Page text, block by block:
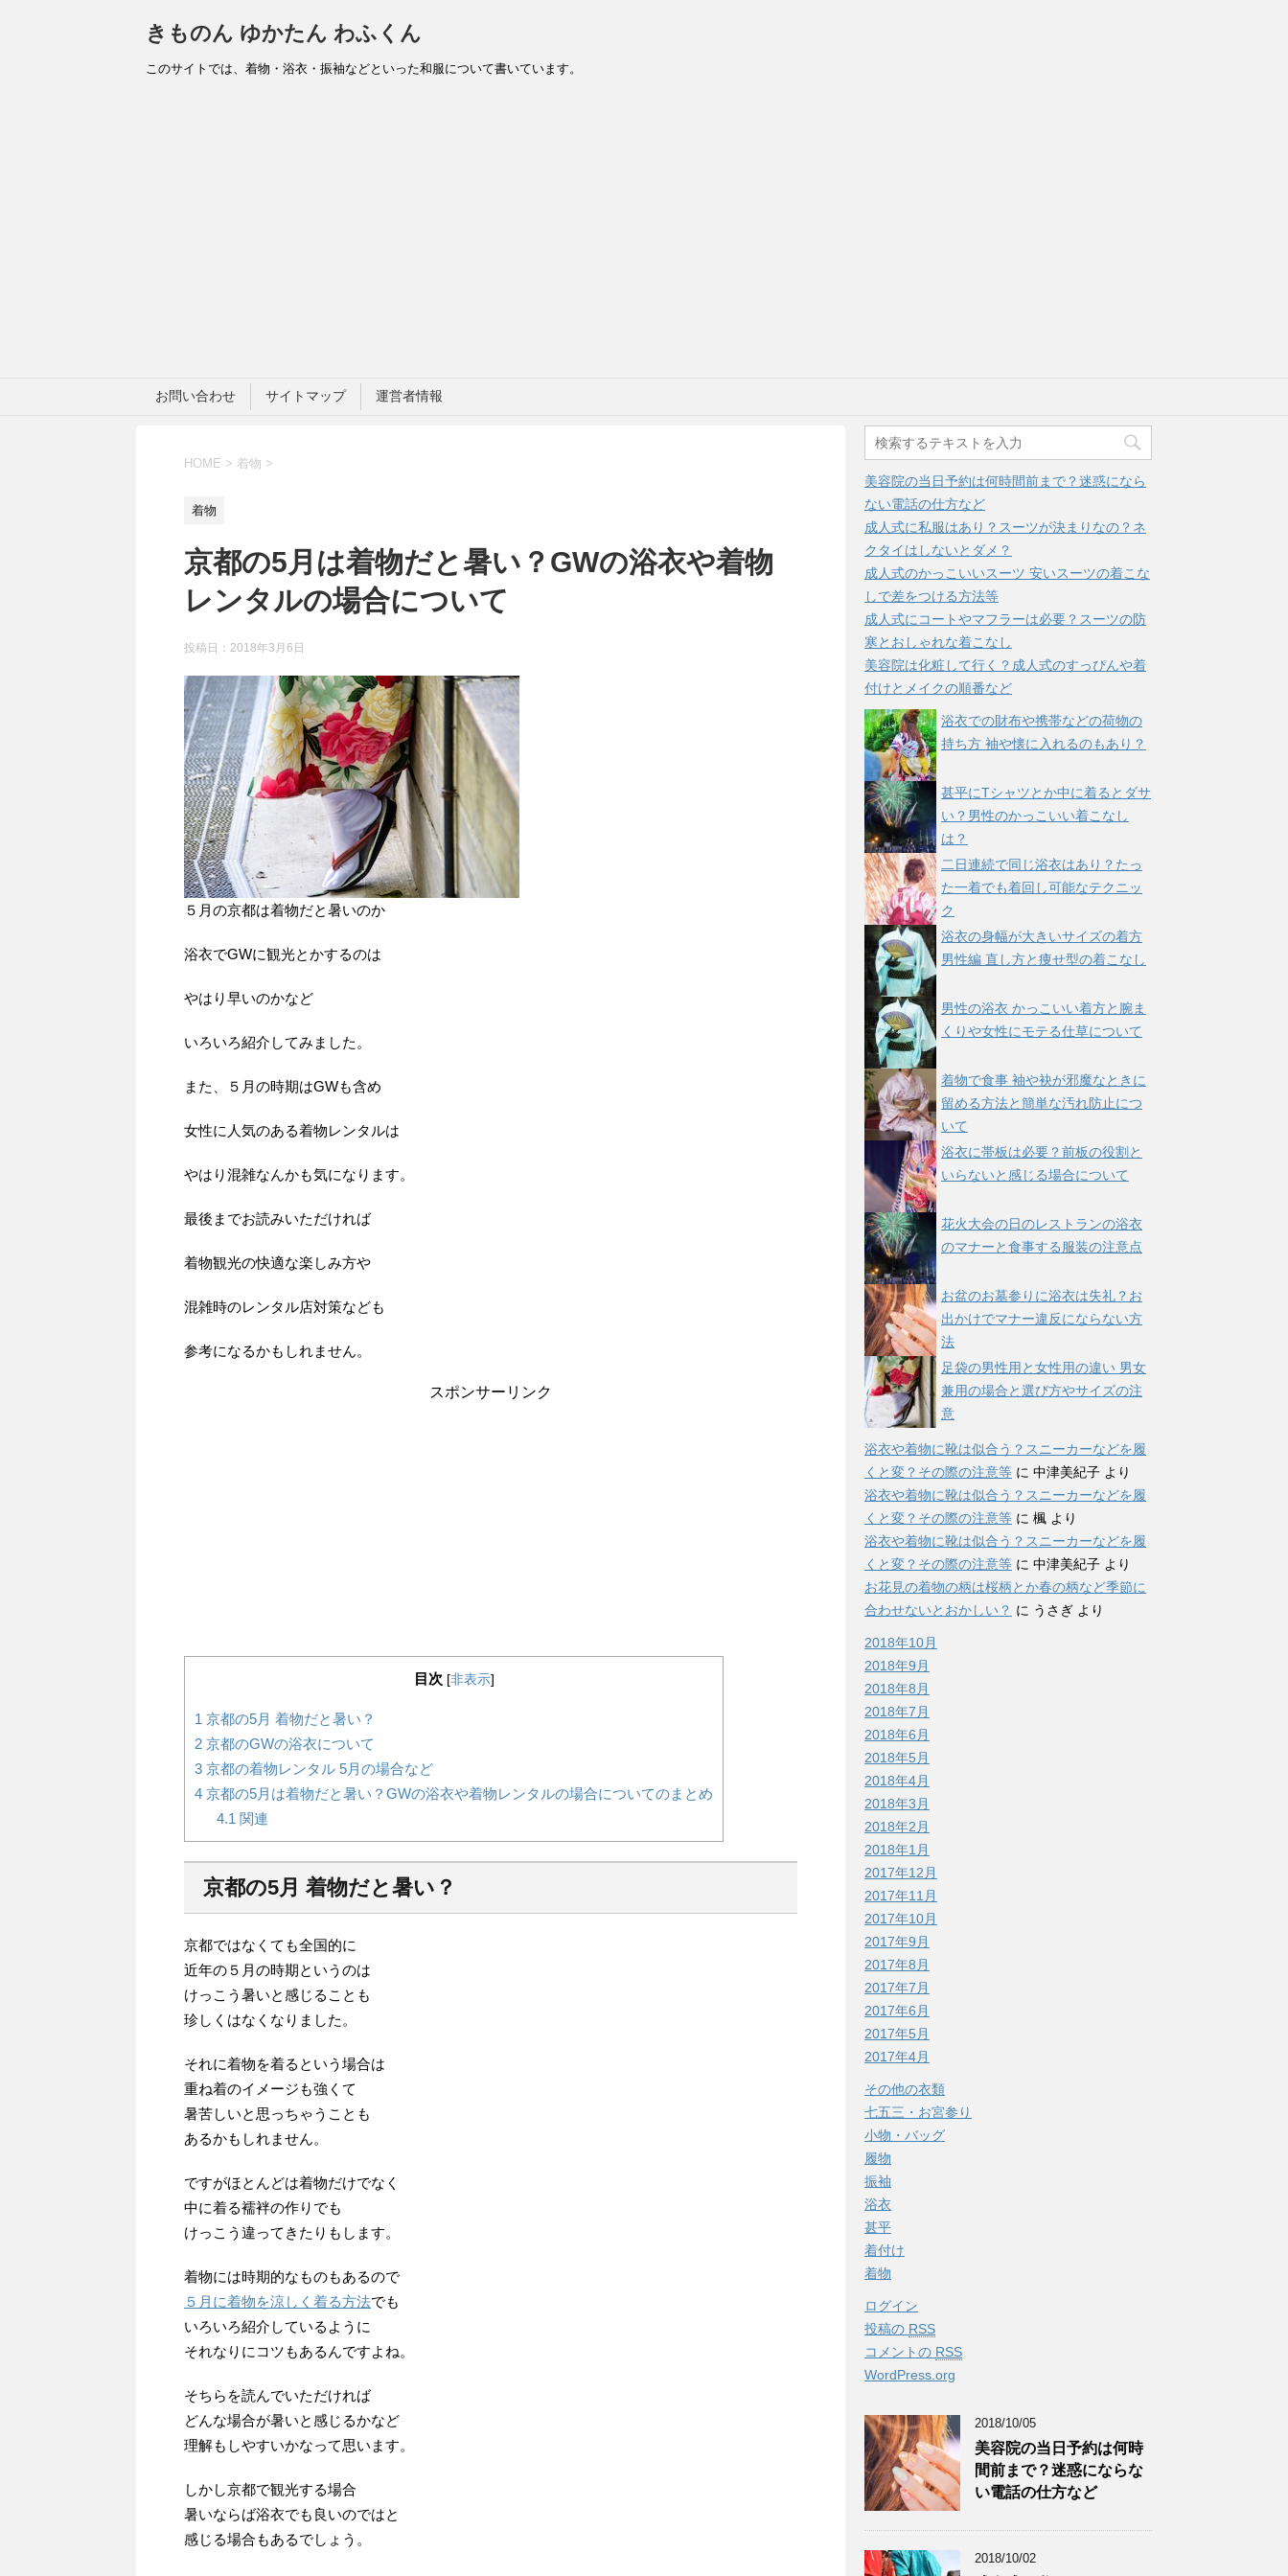
きものん ゆかたん わふくん
このサイトでは、着物・浴衣・振袖などといった和服について書いています。
お問い合わせ サイトマップ 運営者情報
HOME > 着物 >
着物
京都の5月は着物だと暑い？GWの浴衣や着物
レンタルの場合について
投稿日： 2018年3月6日
５月の京都は着物だと暑いのか
浴衣でGWに観光とかするのは
やはり早いのかなど
いろいろ紹介してみました。
また、５月の時期はGWも含め
女性に人気のある着物レンタルは
やはり混雑なんかも気になります。
最後までお読みいただければ
着物観光の快適な楽しみ方や
混雑時のレンタル店対策なども
参考になるかもしれません。
スポンサーリンク
目次 [非表示]
1 京都の5月 着物だと暑い？
2 京都のGWの浴衣について
3 京都の着物レンタル 5月の場合など
4 京都の5月は着物だと暑い？GWの浴衣や着物レンタルの場合についてのまとめ
4.1 関連
京都の5月 着物だと暑い？
京都ではなくても全国的に
近年の５月の時期というのは
けっこう暑いと感じることも
珍しくはなくなりました。
それに着物を着るという場合は
重ね着のイメージも強くて
暑苦しいと思っちゃうことも
あるかもしれません。
ですがほとんどは着物だけでなく
中に着る襦袢の作りでも
けっこう違ってきたりもします。
着物には時期的なものもあるので
５月に着物を涼しく着る方法でも
いろいろ紹介しているように
それなりにコツもあるんですよね。
そちらを読んでいただければ
どんな場合が暑いと感じるかなど
理解もしやすいかなって思います。
しかし京都で観光する場合
暑いならば浴衣でも良いのではと
感じる場合もあるでしょう。
美容院の当日予約は何時間前まで？迷惑になら
ない電話の仕方など
成人式に私服はあり？スーツが決まりなの？ネ
クタイはしないとダメ？
成人式のかっこいいスーツ 安いスーツの着こな
しで差をつける方法等
成人式にコートやマフラーは必要？スーツの防
寒とおしゃれな着こなし
美容院は化粧して行く？成人式のすっぴんや着
付けとメイクの順番など
浴衣での財布や携帯などの荷物の
持ち方 袖や懐に入れるのもあり？
甚平にTシャツとか中に着るとダサ
い？男性のかっこいい着こなし
は？
二日連続で同じ浴衣はあり？たっ
た一着でも着回し可能なテクニッ
ク
浴衣の身幅が大きいサイズの着方
男性編 直し方と痩せ型の着こなし
男性の浴衣 かっこいい着方と腕ま
くりや女性にモテる仕草について
着物で食事 袖や袂が邪魔なときに
留める方法と簡単な汚れ防止につ
いて
浴衣に帯板は必要？前板の役割と
いらないと感じる場合について
花火大会の日のレストランの浴衣
のマナーと食事する服装の注意点
お盆のお墓参りに浴衣は失礼？お
出かけでマナー違反にならない方
法
足袋の男性用と女性用の違い 男女
兼用の場合と選び方やサイズの注
意
浴衣や着物に靴は似合う？スニーカーなどを履
くと変？その際の注意等 に 中津美紀子 より
浴衣や着物に靴は似合う？スニーカーなどを履
くと変？その際の注意等 に 楓 より
浴衣や着物に靴は似合う？スニーカーなどを履
くと変？その際の注意等 に 中津美紀子 より
お花見の着物の柄は桜柄とか春の柄など季節に
合わせないとおかしい？ に うさぎ より
2018年10月
2018年9月
2018年8月
2018年7月
2018年6月
2018年5月
2018年4月
2018年3月
2018年2月
2018年1月
2017年12月
2017年11月
2017年10月
2017年9月
2017年8月
2017年7月
2017年6月
2017年5月
2017年4月
その他の衣類
七五三・お宮参り
小物・バッグ
履物
振袖
浴衣
甚平
着付け
着物
ログイン
投稿の RSS
コメントの RSS
WordPress.org
2018/10/05
美容院の当日予約は何時
間前まで？迷惑にならな
い電話の仕方など
2018/10/02